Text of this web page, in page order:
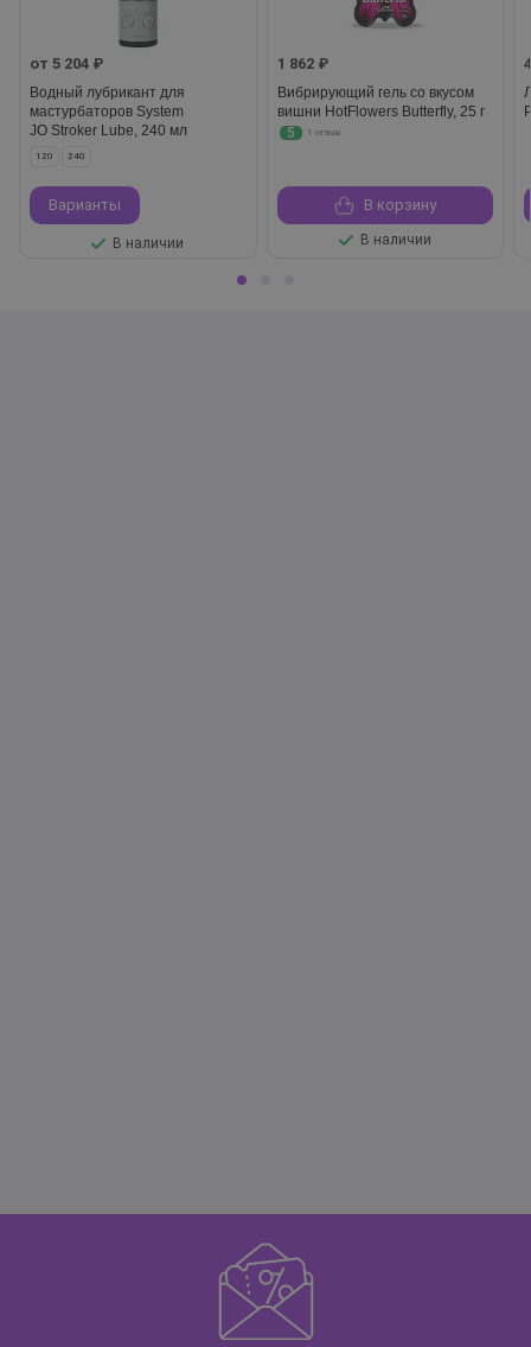
от 5 204 ₽
Водный лубрикант для
мастурбаторов System
JO Stroker Lube, 240 мл
120 240
Варианты
В наличии
1 862 ₽
Вибрирующий гель со вкусом
вишни HotFlowers Butterfly, 25 г
5
1 отзыв
В корзину
В наличии